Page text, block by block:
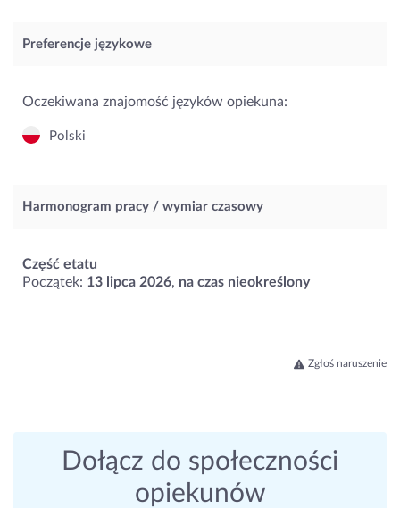
Preferencje językowe
Oczekiwana znajomość języków opiekuna:
Polski
Harmonogram pracy / wymiar czasowy
Część etatu
Początek: 13 lipca 2026, na czas nieokreślony
Zgłoś naruszenie
Dołącz do społeczności
opiekunów